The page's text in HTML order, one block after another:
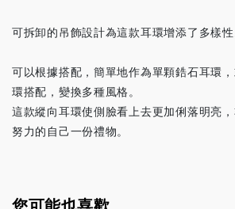
可拆卸的吊飾設計為這款耳環增添了多樣性
可以根據搭配，簡單地作為單顆鋯石耳環
環搭配，變換多種風格。
這款縱向耳環使側臉看上去更加俐落明亮
努力的自己一份禮物。